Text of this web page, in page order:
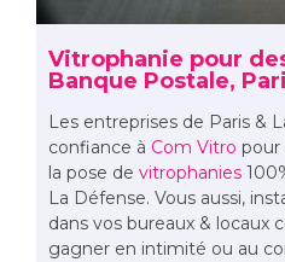
Vitrophanie pour
Banque Postale,
Les entreprises de Paris &
confiance à Com Vitro pour
la pose de vitrophanies
La Défense. Vous aussi,
dans vos bureaux & locaux
gagner en intimité ou au